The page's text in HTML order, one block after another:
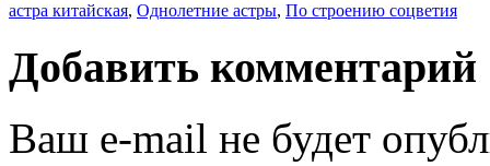
астра китайская, Однолетние астры, По строению соцветия
Добавить комментарий
Ваш e-mail не будет